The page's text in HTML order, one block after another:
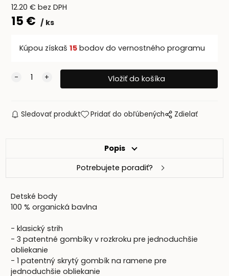
12.20 € bez DPH
15 € ks
Kúpou získaš 15bodov do vernostného programu
Sledovať produkt Pridať do obľúbených Zdielať
Popis
Potrebujete poradiť?
Detské body
100 % organická bavlna
- klasický strih
- 3 patentné gombíky v rozkroku pre jednoduchšie
obliekanie
- 1 patentný skrytý gombík na ramene pre
jednoduchšie obliekanie